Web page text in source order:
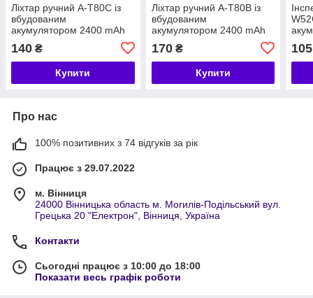
Ліхтар ручний A-T80C із
вбудованим
акумулятором 2400 mAh
140 ₴
Купити
Ліхтар ручний A-T80B із
вбудованим
акумулятором 2400 mAh
170₴
Купити
105
Про нас
100% позитивних з 74 відгуків за рік
Працює з 29.07.2022
м. Вінниця
24000 Вінницька область м. Могилів-Подільський вул.
Грецька 20 "Електрон", Вінниця, Україна
Контакти
Сьогодні працює з 10:00 до 18:00
Показати весь графік роботи